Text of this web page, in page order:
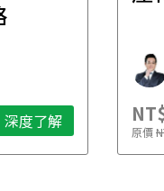
深度了解 原價